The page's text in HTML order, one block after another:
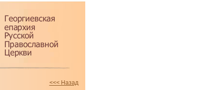
<<< Назад